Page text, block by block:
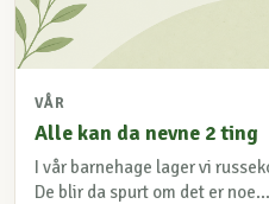
VÅR
Alle kan da nevne 2 ting
I vår barnehage lager vi
De blir da spurt om det er noe...